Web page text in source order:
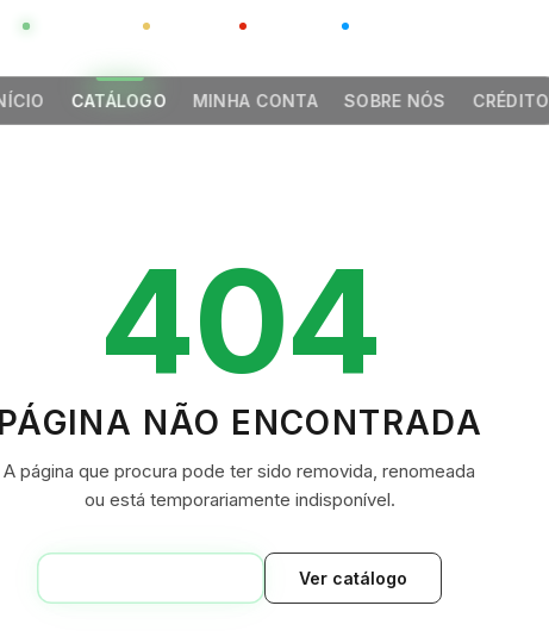
CHINA
CATÁLOGO MINHA CONTA SOBRE NÓS CRÉDITO
GREEN VILLAGE
404
PÁGINA NÃO ENCONTRADA
A página que procura pode ter sido removida, renomeada
ou está temporariamente indisponível.
Ver catálogo